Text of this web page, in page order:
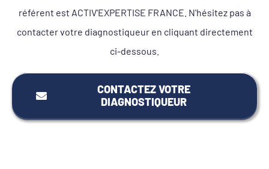
référent est ACTIV'EXPERTISE FRANCE. N'hésitez pas à
contacter votre diagnostiqueur en cliquant directement
ci-dessous.
CONTACTEZ VOTRE
DIAGNOSTIQUEUR